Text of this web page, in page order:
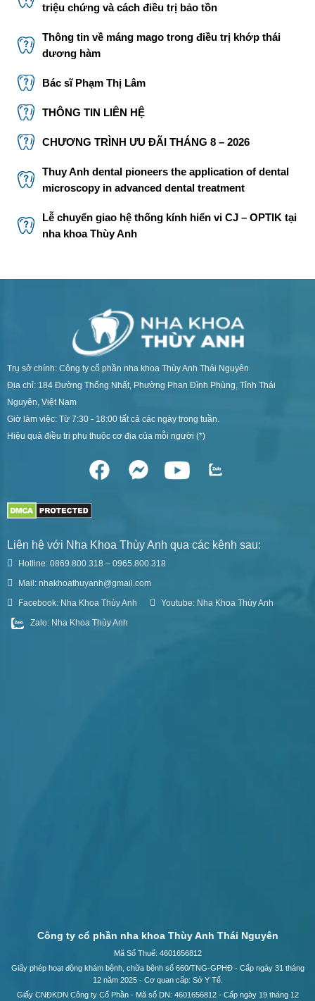
triệu chứng và cách điều trị bảo tồn
Thông tin về máng mago trong điều trị khớp thái
dương hàm
Bác sĩ Phạm Thị Lâm
THÔNG TIN LIÊN HỆ
CHƯƠNG TRÌNH ƯU ĐÃI THÁNG 8 – 2026
Thuy Anh dental pioneers the application of dental
microscopy in advanced dental treatment
Lễ chuyển giao hệ thống kính hiển vi CJ – OPTIK tại
nha khoa Thùy Anh
Trụ sở chính: Công ty cổ phần nha khoa Thùy Anh Thái Nguyên
Địa chỉ: 184 Đường Thống Nhất, Phường Phan Đình Phùng, Tỉnh Thái
Nguyên, Việt Nam
Giờ làm việc: Từ 7:30 - 18:00 tất cả các ngày trong tuần.
Hiệu quả điều trị phụ thuộc cơ địa của mỗi người (*)
Liên hệ với Nha Khoa Thùy Anh qua các kênh sau:
Hotline: 0869.800.318 – 0965.800.318
Mail: nhakhoathuyanh@gmail.com
Facebook: Nha Khoa Thùy Anh
Youtube: Nha Khoa Thùy Anh
Zalo: Nha Khoa Thùy Anh
Công ty cổ phần nha khoa Thùy Anh Thái Nguyên
Mã Số Thuế: 4601656812
Giấy phép hoạt động khám bệnh, chữa bệnh số 660/TNG-GPHĐ - Cấp ngày 31 tháng
12 năm 2025 - Cơ quan cấp: Sở Y Tế.
Giấy CNĐKDN Công ty Cổ Phần - Mã số DN: 4601656812 - Cấp ngày 19 tháng 12